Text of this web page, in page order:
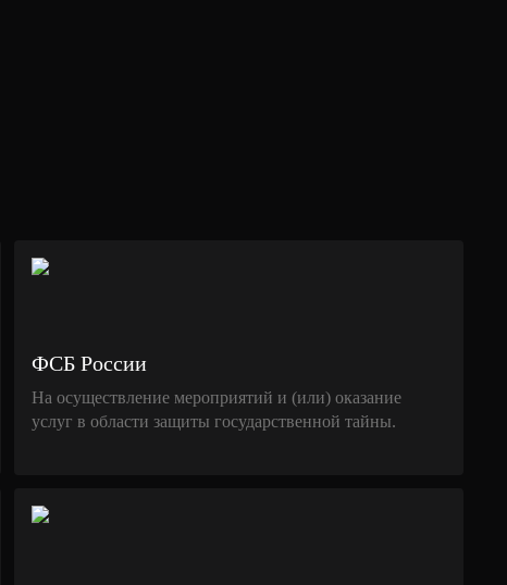
ФСБ России
На осуществление мероприятий и (или) оказание
услуг в области защиты государственной тайны.